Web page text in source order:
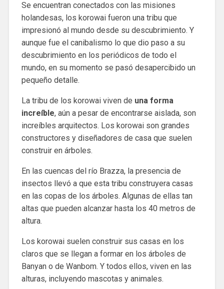
Se encuentran conectados con las misiones
holandesas, los korowai fueron una tribu que
impresionó al mundo desde su descubrimiento. Y
aunque fue el canibalismo lo que dio paso a su
descubrimiento en los periódicos de todo el
mundo, en su momento se pasó desapercibido un
pequeño detalle.
La tribu de los korowai viven de una forma
increíble, aún a pesar de encontrarse aislada, son
increíbles arquitectos. Los korowai son grandes
constructores y diseñadores de casa que suelen
construir en árboles.
En las cuencas del río Brazza, la presencia de
insectos llevó a que esta tribu construyera casas
en las copas de los árboles. Algunas de ellas tan
altas que pueden alcanzar hasta los 40 metros de
altura.
Los korowai suelen construir sus casas en los
claros que se llegan a formar en los árboles de
Banyan o de Wanbom. Y todos ellos, viven en las
alturas, incluyendo mascotas y animales.